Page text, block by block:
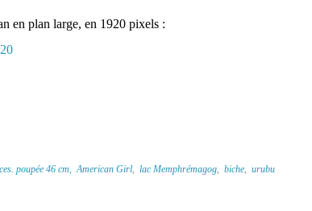
en plan large, en 1920 pixels :
poupée 46 cm,American Girl, lac Memphrémagog, biche, urubu